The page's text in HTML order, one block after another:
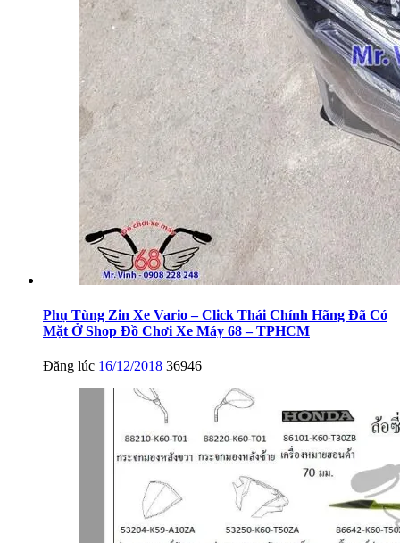
Phụ Tùng Zin Xe Vario – Click Thái Chính Hãng Đã Có
Mặt Ở Shop Đồ Chơi Xe Máy 68 – TPHCM
Đăng lúc 16/12/2018 36946